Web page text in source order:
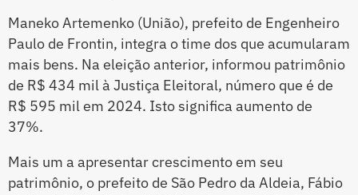
Maneko Artemenko (União), prefeito de Engenheiro
Paulo de Frontin, integra o time dos que acumularam
mais bens. Na eleição anterior, informou patrimônio
de R$ 434 mil à Justiça Eleitoral, número que é de
R$ 595 mil em 2024. Isto significa aumento de
37%.
Mais um a apresentar crescimento em seu
patrimônio, o prefeito de São Pedro da Aldeia, Fábio